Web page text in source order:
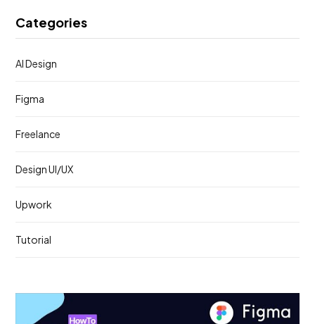
Categories
AI Design
Figma
Freelance
Design UI/UX
Upwork
Tutorial